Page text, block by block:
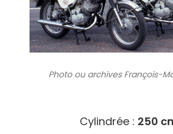
Photo ou archivesFrançois-
Cylindrée : 250